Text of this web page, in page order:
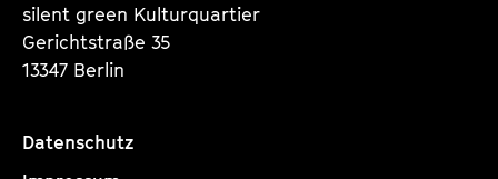
silent green Kulturquartier
Gerichtstraße 35
13347 Berlin
Datenschutz